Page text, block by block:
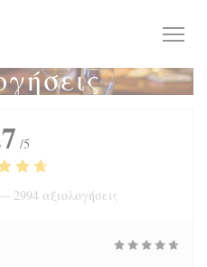
(Cookies)
/5
2994 αξιολογήσεις